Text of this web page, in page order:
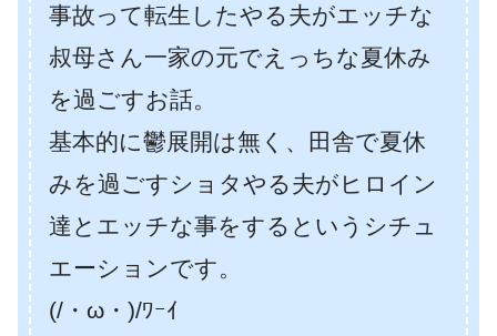
事故って転生したやる夫がエッチな
叔母さん一家の元でえっちな夏休み
を過ごすお話。
基本的に鬱展開は無く、田舎で夏休
みを過ごすショタやる夫がヒロイン
達とエッチな事をするというシチュ
エーションです。
(/・ω・)/ﾜｰｲ